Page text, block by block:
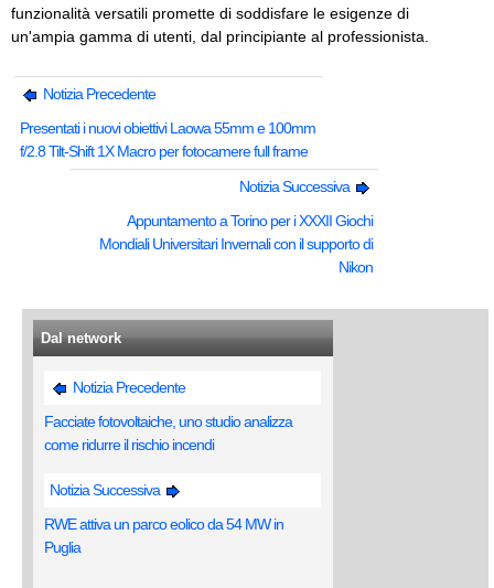
funzionalità versatili promette di soddisfare le esigenze di
un'ampia gamma di utenti, dal principiante al professionista.
Notizia Precedente
Presentati i nuovi obiettivi Laowa 55mm e 100mm
f/2.8 Tilt-Shift 1X Macro per fotocamere full frame
Notizia Successiva
Appuntamento a Torino per i XXXII Giochi
Mondiali Universitari Invernali con il supporto di
Nikon
Dal network
Notizia Precedente
Facciate fotovoltaiche, uno studio analizza
come ridurre il rischio incendi
Notizia Successiva
RWE attiva un parco eolico da 54 MW in
Puglia